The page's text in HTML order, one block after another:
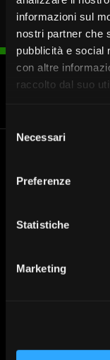
informazioni sul
nostri partner che
pubblicità e social
con altre
raccolto dal suo
delNecessari
Preferenze
Statistiche
Marketing
Sede legale: Vestone
Tel:+030 3723.1
privati